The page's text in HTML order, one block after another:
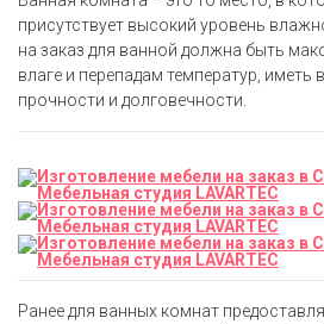
присутствует высокий уровень
на заказ для ванной должна быть
влаге и перепадам температур, иметь
прочности и долговечности.
Ранее для ванных комнат